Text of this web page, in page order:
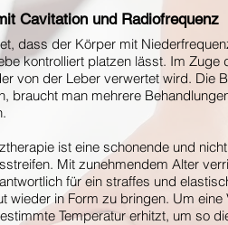
Cavitation und Radiofrequenz
dass der Körper mit
kontrolliert platzen lässt. Im
von der Leber verwertet wird. Die
braucht man mehrere
ist eine schonende und
Mit zunehmendem Alter
für ein straffes und
wieder in Form zu bringen. Um
Temperatur erhitzt, um so